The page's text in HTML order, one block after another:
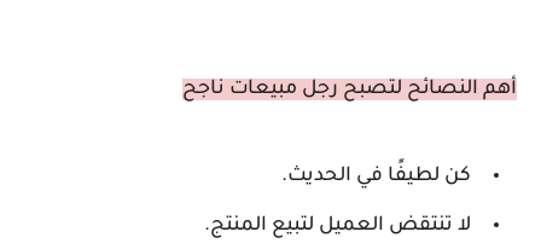
أهم النصائح لتصبح رجل مبيعات ناجح
كن لطيفًا في الحديث.
لا تنتقض العميل لتبيع المنتج.